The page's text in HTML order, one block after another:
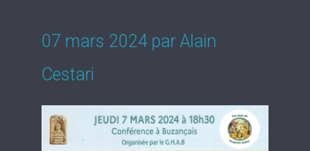
07 mars 2024 par Alain
Cestari